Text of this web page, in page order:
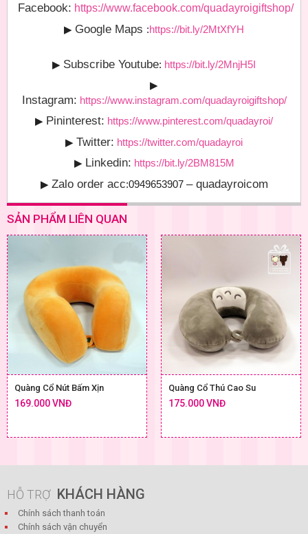
Facebook: https://www.facebook.com/quadayroigiftshop/
▶ Google Maps :https://bit.ly/2MtXfYH
▶ Subscribe Youtube: https://bit.ly/2MnjH5I
▶
Instagram: https://www.instagram.com/quadayroigiftshop/
▶ Pininterest: https://www.pinterest.com/quadayroi/
▶ Twitter: https://twitter.com/quadayroi
▶ Linkedin: https://bit.ly/2BM815M
▶ Zalo order acc:0949653907 – quadayroicom
SẢN PHẨM LIÊN QUAN
Quàng Cổ Nút Bấm Xịn
169.000 VNĐ
Quàng Cổ Thú Cao Su
175.000 VNĐ
HỖ TRỢ KHÁCH HÀNG
Chính sách thanh toán
Chính sách vận chuyển